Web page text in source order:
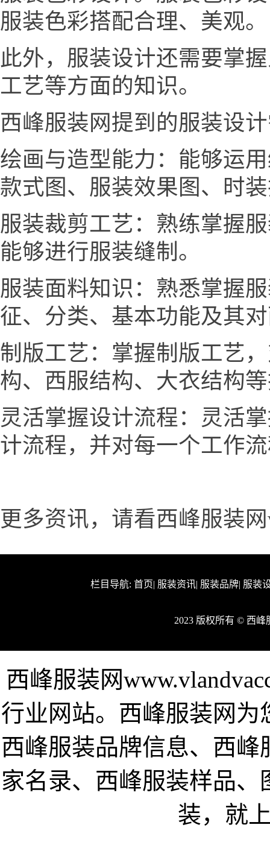
服装色彩搭配合理、美观。
此外，服装设计还需要掌
工艺等方面的知识。
西峰服装网提到的服装设
绘画与造型能力：能够运
款式图、服装效果图、时
服装裁剪工艺：熟练掌握
能够进行服装缝制。
服装面料知识：熟悉掌握
征、分类、基本功能及其
制版工艺：掌握制版工艺
构、西服结构、大衣结构
灵活掌握设计流程：灵活
计流程，并对每一个工作
更多资讯，请看西峰服装网
栏目导航: 首页| 服装资讯| 服装品牌| 服装
2023 版权所有 © 西
西峰服装网
行业网站。西峰服装网
西峰服装品牌信息、西
家名录、西峰服装样品
装，就